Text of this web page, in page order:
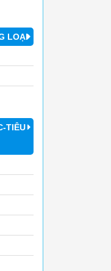
LOẠI
TIÊU